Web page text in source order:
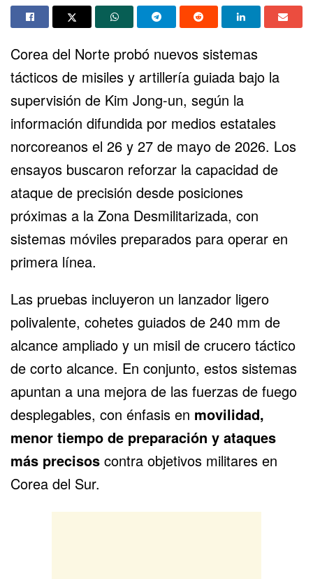
Corea del Norte probó nuevos sistemas
tácticos de misiles y artillería guiada bajo la
supervisión de Kim Jong-un, según la
información difundida por medios estatales
norcoreanos el 26 y 27 de mayo de 2026. Los
ensayos buscaron reforzar la capacidad de
ataque de precisión desde posiciones
próximas a la Zona Desmilitarizada, con
sistemas móviles preparados para operar en
primera línea.
Las pruebas incluyeron un lanzador ligero
polivalente, cohetes guiados de 240 mm de
alcance ampliado y un misil de crucero táctico
de corto alcance. En conjunto, estos sistemas
apuntan a una mejora de las fuerzas de fuego
desplegables, con énfasis en movilidad,
menor tiempo de preparación y ataques
más precisos contra objetivos militares en
Corea del Sur.